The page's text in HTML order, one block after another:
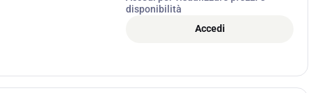
disponibilità
Accedi